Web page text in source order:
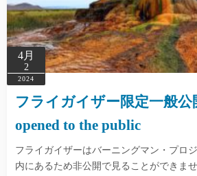
4月
2
2024
フライガイザー限定一般公
opened to the public
フライガイザーはバーニングマン・プロ
内にあるため非公開で見ることができま